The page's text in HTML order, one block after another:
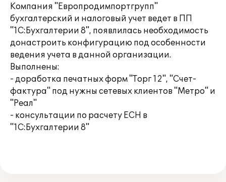
Компания "Европродимпортгрупп"
бухгалтерский и налоговый учет ведет в ПП
"1С:Бухгалтерии 8", появлилась необходимость
донастроить конфигурацию под особенности
ведения учета в данной организации.
Выполнены:
- доработка печатных форм "Торг 12", "Счет-
фактура" под нужны сетевых клиентов "Метро" и
"Реал"
- консультации по расчету ЕСН в
"1С:Бухгалтерии 8"